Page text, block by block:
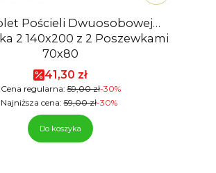
Pościeli Dwuosobowej
2 140x200 z 2 Poszewkami
70x80
Cena promocyjna
41,30 zł
Cena regularna: 59,00 zł-30%
Najniższa cena: 59,00 zł-30%
Do koszyka